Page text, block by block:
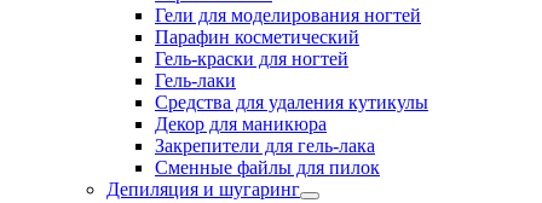
Гели для моделирования ногтей
Парафин косметический
Гель-краски для ногтей
Гель-лаки
Средства для удаления кутикулы
Декор для маникюра
Закрепители для гель-лака
Сменные файлы для пилок
Депиляция и шугаринг